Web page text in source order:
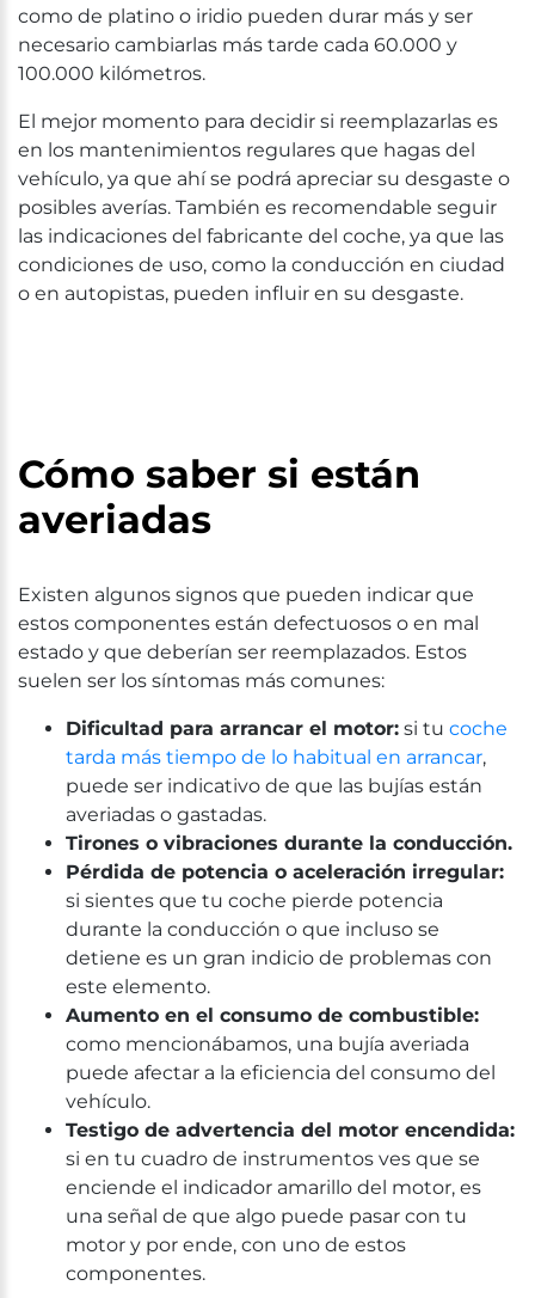
como de platino o iridio pueden durar más y ser
necesario cambiarlas más tarde cada 60.000 y
100.000 kilómetros.
El mejor momento para decidir si reemplazarlas es
en los mantenimientos regulares que hagas del
vehículo, ya que ahí se podrá apreciar su desgaste o
posibles averías. También es recomendable seguir
las indicaciones del fabricante del coche, ya que las
condiciones de uso, como la conducción en ciudad
o en autopistas, pueden influir en su desgaste.
Cómo saber si están
averiadas
Existen algunos signos que pueden indicar que
estos componentes están defectuosos o en mal
estado y que deberían ser reemplazados. Estos
suelen ser los síntomas más comunes:
Dificultad para arrancar el motor: si tu coche
tarda más tiempo de lo habitual en arrancar,
puede ser indicativo de que las bujías están
averiadas o gastadas.
Tirones o vibraciones durante la conducción.
Pérdida de potencia o aceleración irregular:
si sientes que tu coche pierde potencia
durante la conducción o que incluso se
detiene es un gran indicio de problemas con
este elemento.
Aumento en el consumo de combustible:
como mencionábamos, una bujía averiada
puede afectar a la eficiencia del consumo del
vehículo.
Testigo de advertencia del motor encendida:
si en tu cuadro de instrumentos ves que se
enciende el indicador amarillo del motor, es
una señal de que algo puede pasar con tu
motor y por ende, con uno de estos
componentes.